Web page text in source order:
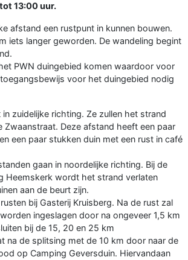
13:00 uur.
afstand een rustpunt in kunnen bouwen.
iets langer geworden. De wandeling begint
PWN duingebied komen waardoor voor
voor het duingebied nodig
in zuidelijke richting. Ze zullen het strand
Zwaanstraat. Deze afstand heeft een paar
een paar stukken duin met een rust in café
gaan in noordelijke richting. Bij de
Heemskerk wordt het strand verlaten
aan de beurt zijn.
bij Gasterij Kruisberg. Na de rust zal
ingeslagen door na ongeveer 1,5 km
bij de 15, 20 en 25 km
na de splitsing met de 10 km door naar de
op Camping Geversduin. Hiervandaan